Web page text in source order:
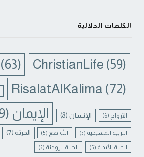
الكلمات الدلالية
ChristianLife (59)
(63)
RisalatAlKalima (72)
الأرواح (6) الإنسان(8) الإيمان (69)
التربية المسيحية (5) التّواضع (5) الحريّة (7)
الحياة الأبدية (5) الحياة الروحيّة (5)